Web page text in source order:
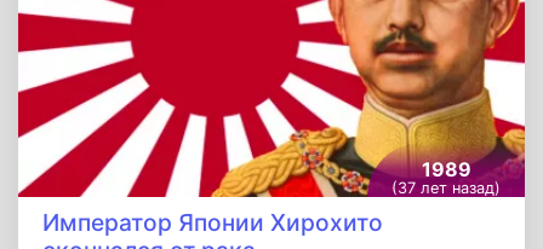
1989
(37 лет назад)
Император Японии Хирохито